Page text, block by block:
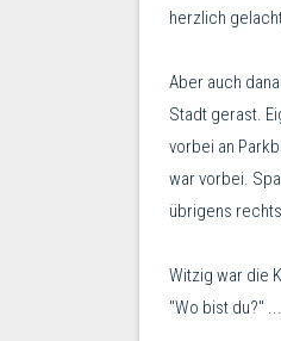
herzlich
Aber auch
Stadt gerast.
vorbei an
war vorbei.
übrigens
Witzig war die
"Wo bist du?"